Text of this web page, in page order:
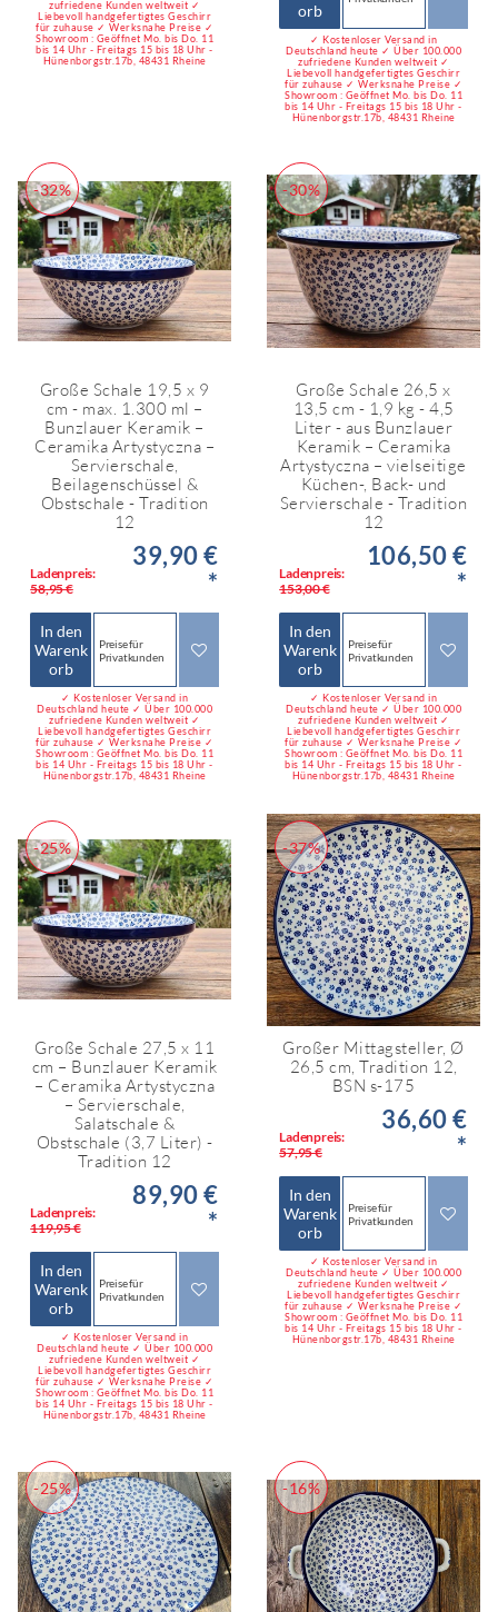
zufriedene Kunden weltweit ✓
Liebevoll handgefertigtes Geschirr
für zuhause ✓ Werksnahe Preise ✓
Showroom : Geöffnet Mo. bis Do. 11
bis 14 Uhr - Freitags 15 bis 18 Uhr -
Hünenborgstr.17b, 48431 Rheine
orb
✓ Kostenloser Versand in
Deutschland heute ✓ Über 100.000
zufriedene Kunden weltweit ✓
Liebevoll handgefertigtes Geschirr
für zuhause ✓ Werksnahe Preise ✓
Showroom : Geöffnet Mo. bis Do. 11
bis 14 Uhr - Freitags 15 bis 18 Uhr -
Hünenborgstr.17b, 48431 Rheine
-32%
Große Schale 19,5 x 9
cm - max. 1.300 ml –
Bunzlauer Keramik –
Ceramika Artystyczna –
Servierschale,
Beilagenschüssel &
Obstschale - Tradition
12
Ladenpreis:
58,95 €
39,90 €
*
In den
Warenk
orb
Preise für
Privatkunden
✓ Kostenloser Versand in
Deutschland heute ✓ Über 100.000
zufriedene Kunden weltweit ✓
Liebevoll handgefertigtes Geschirr
für zuhause ✓ Werksnahe Preise ✓
Showroom : Geöffnet Mo. bis Do. 11
bis 14 Uhr - Freitags 15 bis 18 Uhr -
Hünenborgstr.17b, 48431 Rheine
-30%
Große Schale 26,5 x
13,5 cm - 1,9 kg - 4,5
Liter - aus Bunzlauer
Keramik – Ceramika
Artystyczna – vielseitige
Küchen-, Back- und
Servierschale - Tradition
12
Ladenpreis:
153,00 €
106,50 €
*
In den
Warenk
orb
Preise für
Privatkunden
✓ Kostenloser Versand in
Deutschland heute ✓ Über 100.000
zufriedene Kunden weltweit ✓
Liebevoll handgefertigtes Geschirr
für zuhause ✓ Werksnahe Preise ✓
Showroom : Geöffnet Mo. bis Do. 11
bis 14 Uhr - Freitags 15 bis 18 Uhr -
Hünenborgstr.17b, 48431 Rheine
-25%
Große Schale 27,5 x 11
cm – Bunzlauer Keramik
– Ceramika Artystyczna
– Servierschale,
Salatschale &
Obstschale (3,7 Liter) -
Tradition 12
Ladenpreis:
119,95 €
89,90 €
*
In den
Warenk
orb
Preise für
Privatkunden
✓ Kostenloser Versand in
Deutschland heute ✓ Über 100.000
zufriedene Kunden weltweit ✓
Liebevoll handgefertigtes Geschirr
für zuhause ✓ Werksnahe Preise ✓
Showroom : Geöffnet Mo. bis Do. 11
bis 14 Uhr - Freitags 15 bis 18 Uhr -
Hünenborgstr.17b, 48431 Rheine
-37%
Großer Mittagsteller, Ø
26,5 cm, Tradition 12,
BSN s-175
Ladenpreis:
57,95 €
36,60 €
*
In den
Warenk
orb
Preise für
Privatkunden
✓ Kostenloser Versand in
Deutschland heute ✓ Über 100.000
zufriedene Kunden weltweit ✓
Liebevoll handgefertigtes Geschirr
für zuhause ✓ Werksnahe Preise ✓
Showroom : Geöffnet Mo. bis Do. 11
bis 14 Uhr - Freitags 15 bis 18 Uhr -
Hünenborgstr.17b, 48431 Rheine
-25% -16%